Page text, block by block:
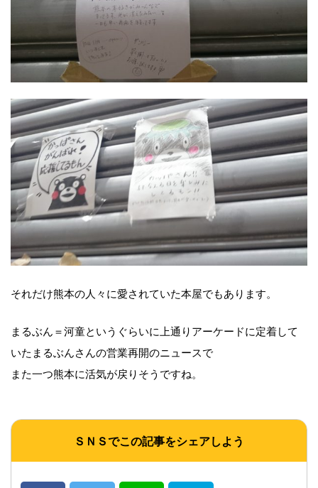
それだけ熊本の人々に愛されていた本屋でもあります。
まるぶん＝河童というぐらいに上通りアーケードに定着して
いたまるぶんさんの営業再開のニュースで
また一つ熊本に活気が戻りそうですね。
ＳＮＳでこの記事をシェアしよう